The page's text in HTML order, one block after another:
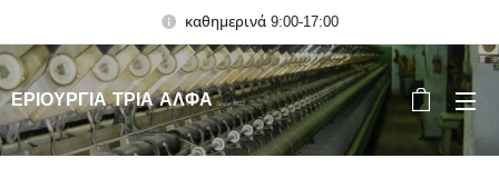
καθημερινά 9:00-17:00
ΕΡΙΟΥΡΓΙΑ ΤΡΙΑ ΑΛΦΑ Since 1927